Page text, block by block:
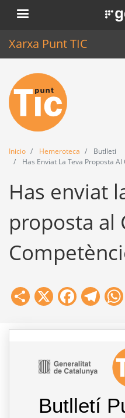
.
Xarxa Punt TIC
Inicio
Punt TIC
Actualidad
Agenda
Formación
Herramientas
Inicio Hemeroteca
Butlleti
Has Enviat La Teva Proposta
Has enviat
proposta al
Share
X
Butlletí